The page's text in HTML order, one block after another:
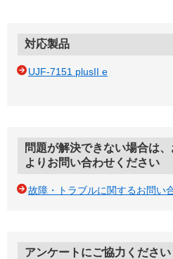
対応製品
UJF-7151 plusII e
問題が解決できない場合は
よりお問い合わせください
故障・トラブルに関するお問い
アンケートにご協力ください